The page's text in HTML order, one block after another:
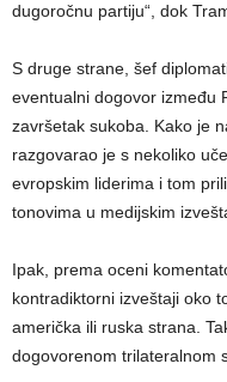
dugoročnu partiju“, dok
S druge strane, šef
eventualni dogovor između
završetak sukoba. Kako je
razgovarao je s nekoliko
evropskim liderima i tom
tonovima u medijskim
Ipak, prema oceni
kontradiktorni izveštaji oko
američka ili ruska strana.
dogovorenom trilateralnom